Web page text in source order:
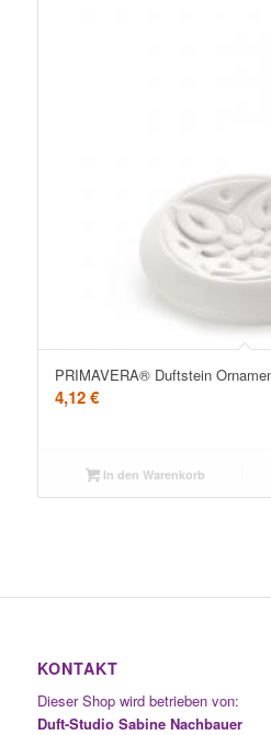
PRIMAVERA® Duftstein
4,12€
In den Warenkorb
KONTAKT
Dieser Shop wird betrieben von:
Duft-Studio Sabine Nachbauer